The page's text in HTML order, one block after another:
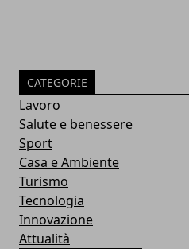
CATEGORIE
Lavoro
Salute e benessere
Sport
Casa e Ambiente
Turismo
Tecnologia
Innovazione
Attualità